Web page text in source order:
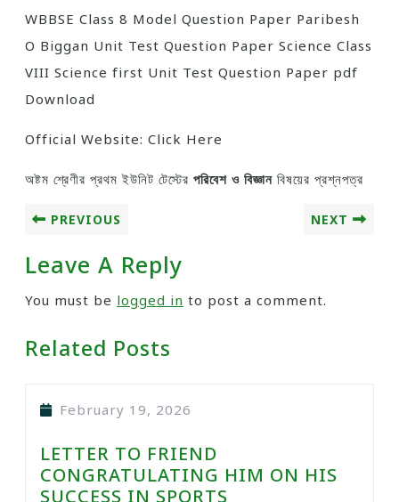
WBBSE Class 8 Model Question Paper Paribesh
O Biggan Unit Test Question Paper Science Class
VIII Science first Unit Test Question Paper pdf
Download
Official Website: Click Here
অষ্টম শ্রেণীর প্রথম ইউনিট টেস্টের পরিবেশ ও বিজ্ঞান বিষয়ের প্রশ্নপত্র
PREVIOUS NEXT
Leave A Reply
You must be logged in to post a comment.
Related Posts
February 19, 2026
LETTER TO FRIEND
CONGRATULATING HIM ON HIS
SUCCESS IN SPORTS